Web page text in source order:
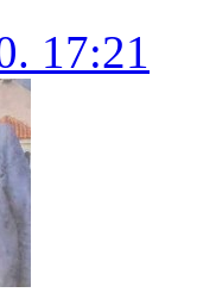
17:21